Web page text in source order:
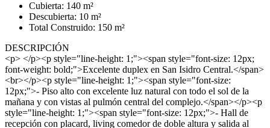
Cubierta: 140 m²
Descubierta: 10 m²
Total Construido: 150 m²
DESCRIPCIÓN
<p> </p><p style="line-height: 1;"><span style="font-size: 12px;
font-weight: bold;">Excelente duplex en San Isidro Central.</span>
<br></p><p style="line-height: 1;"><span style="font-size:
12px;">- Piso alto con excelente luz natural con todo el sol de la
mañana y con vistas al pulmón central del complejo.</span></p><p
style="line-height: 1;"><span style="font-size: 12px;">- Hall de
recepción con placard, living comedor de doble altura y salida al